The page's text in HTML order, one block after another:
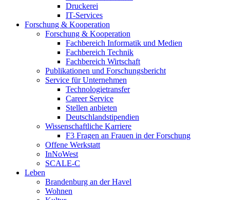
Druckerei
IT-Services
Forschung & Kooperation
Forschung & Kooperation
Fachbereich Informatik und Medien
Fachbereich Technik
Fachbereich Wirtschaft
Publikationen und Forschungsbericht
Service für Unternehmen
Technologietransfer
Career Service
Stellen anbieten
Deutschlandstipendien
Wissenschaftliche Karriere
F3 Fragen an Frauen in der Forschung
Offene Werkstatt
InNoWest
SCALE-C
Leben
Brandenburg an der Havel
Wohnen